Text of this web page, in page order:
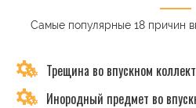
Самые популярные 18 причин
Трещина во впускном
Инородный предмет во